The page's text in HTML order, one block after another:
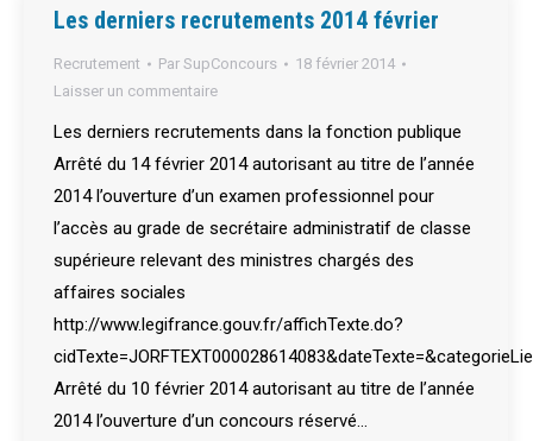
Les derniers recrutements 2014 février
Recrutement Par SupConcours
18 février 2014
Laisser un commentaire
Les derniers recrutements dans la fonction publique
Arrêté du 14 février 2014 autorisant au titre de l’année
2014 l’ouverture d’un examen professionnel pour
l’accès au grade de secrétaire administratif de classe
supérieure relevant des ministres chargés des
affaires sociales
http://www.legifrance.gouv.fr/affichTexte.do?
Arrêté du 10 février 2014 autorisant au titre de l’année
2014 l’ouverture d’un concours réservé…